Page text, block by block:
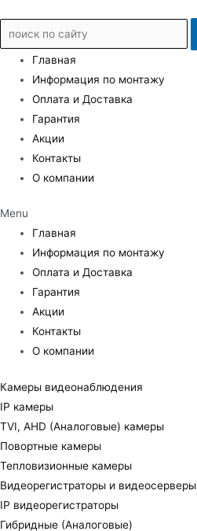
Главная
Информация по монтажу
Оплата и Доставка
Гарантия
Акции
Контакты
О компании
Menu
Главная
Информация по монтажу
Оплата и Доставка
Гарантия
Акции
Контакты
О компании
Камеры видеонаблюдения
IP камеры
TVI, AHD (Аналоговые) камеры
Повортные камеры
Тепловизионные камеры
Видеорегистраторы и видеосерверы
IP видеорегистраторы
Гибридные (Аналоговые)